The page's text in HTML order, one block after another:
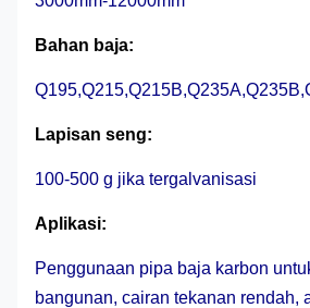
Bahan baja:
Lapisan seng:
100-500 g jika tergalvanisasi
Aplikasi:
Penggunaan pipa baja karbon
bangunan, cairan tekanan rendah,